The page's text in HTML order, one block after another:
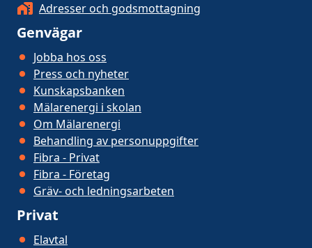
Adresser och godsmottagning
Genvägar
Jobba hos oss
Press och nyheter
Kunskapsbanken
Mälarenergi i skolan
Om Mälarenergi
Behandling av personuppgifter
Fibra - Privat
Fibra - Företag
Gräv- och ledningsarbeten
Privat
Elavtal